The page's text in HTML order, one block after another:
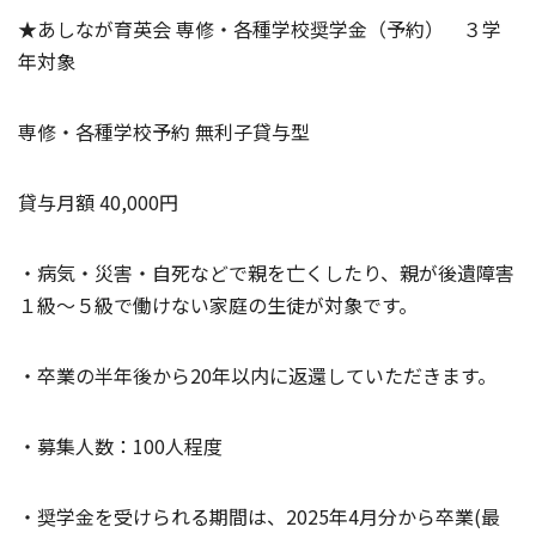
★あしなが育英会 専修・各種学校奨学金（予約） ３学
年対象
専修・各種学校予約 無利子貸与型
貸与月額 40,000円
・病気・災害・自死などで親を亡くしたり、親が後遺障害
１級～５級で働けない家庭の生徒が対象です。
・卒業の半年後から20年以内に返還していただきます。
・募集人数：100人程度
・奨学金を受けられる期間は、2025年4月分から卒業(最